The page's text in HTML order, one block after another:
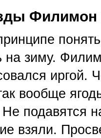
Филимон
на зиму.
иргой.
вообще
подавятся
взяли.